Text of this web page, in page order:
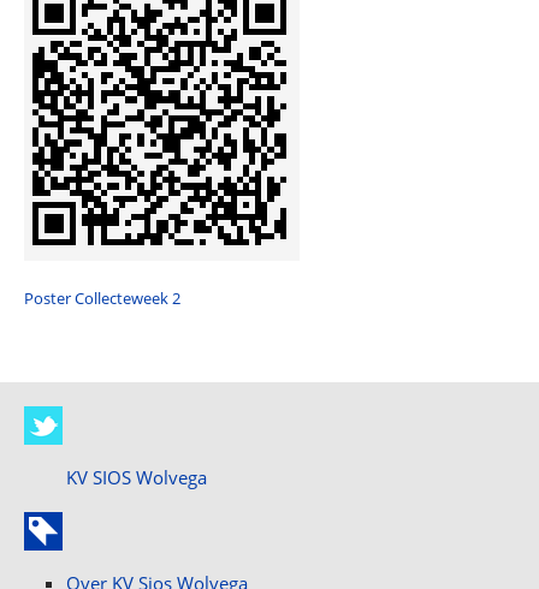
Poster Collecteweek 2
KV SIOS Wolvega
Over KV Sios Wolvega